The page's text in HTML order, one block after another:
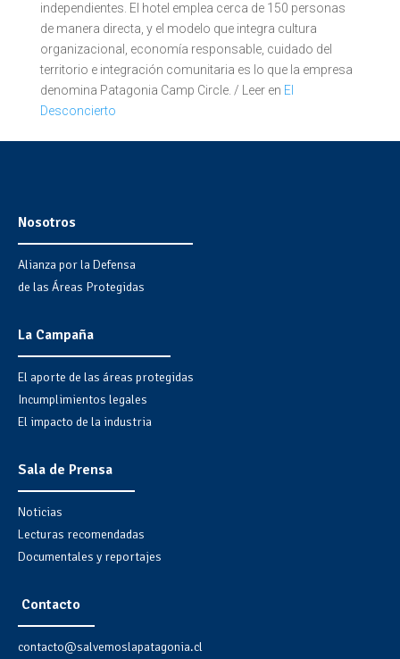
independientes. El hotel emplea cerca de 150 personas
de manera directa, y el modelo que integra cultura
organizacional, economía responsable, cuidado del
territorio e integración comunitaria es lo que la empresa
denomina Patagonia Camp Circle. / Leer en El
Desconcierto
Nosotros
Alianza por la Defensa
de las Áreas Protegidas
La Campaña
El aporte de las áreas protegidas
Incumplimientos legales
El impacto de la industria
Sala de Prensa
Noticias
Lecturas recomendadas
Documentales y reportajes
Contacto
contacto@salvemoslapatagonia.cl